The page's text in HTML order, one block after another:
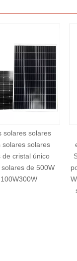
de generación de
solar fotovoltaica
de generación de
fotovoltaica de 180
de batería de litio